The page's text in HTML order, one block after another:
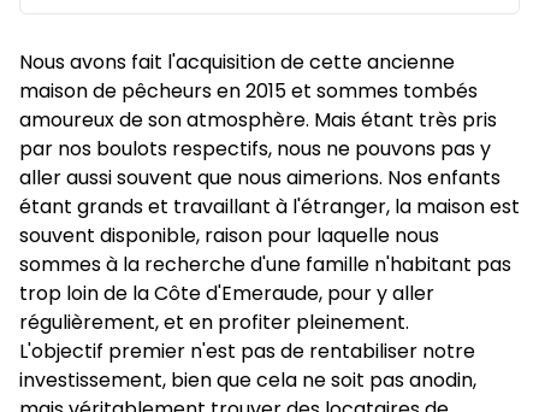
Nous avons fait l'acquisition de cette ancienne
maison de pêcheurs en 2015 et sommes tombés
amoureux de son atmosphère. Mais étant très pris
par nos boulots respectifs, nous ne pouvons pas y
aller aussi souvent que nous aimerions. Nos enfants
étant grands et travaillant à l'étranger, la maison est
souvent disponible, raison pour laquelle nous
sommes à la recherche d'une famille n'habitant pas
trop loin de la Côte d'Emeraude, pour y aller
régulièrement, et en profiter pleinement.
L'objectif premier n'est pas de rentabiliser notre
investissement, bien que cela ne soit pas anodin,